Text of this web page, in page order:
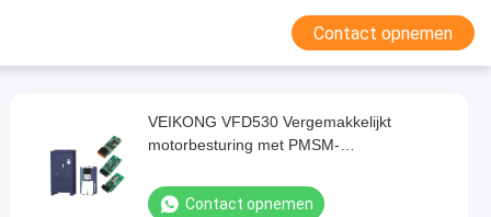
Contact opnemen
VEIKONG VFD530 Vergemakkelijkt
motorbesturing met PMSM-
Contact opnemen